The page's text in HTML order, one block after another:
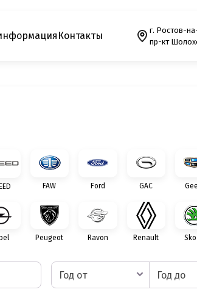
Контакты
г. Ростов-
пр-кт
FAW Ford GAC
Peugeot Ravon Renault
Год от Год до